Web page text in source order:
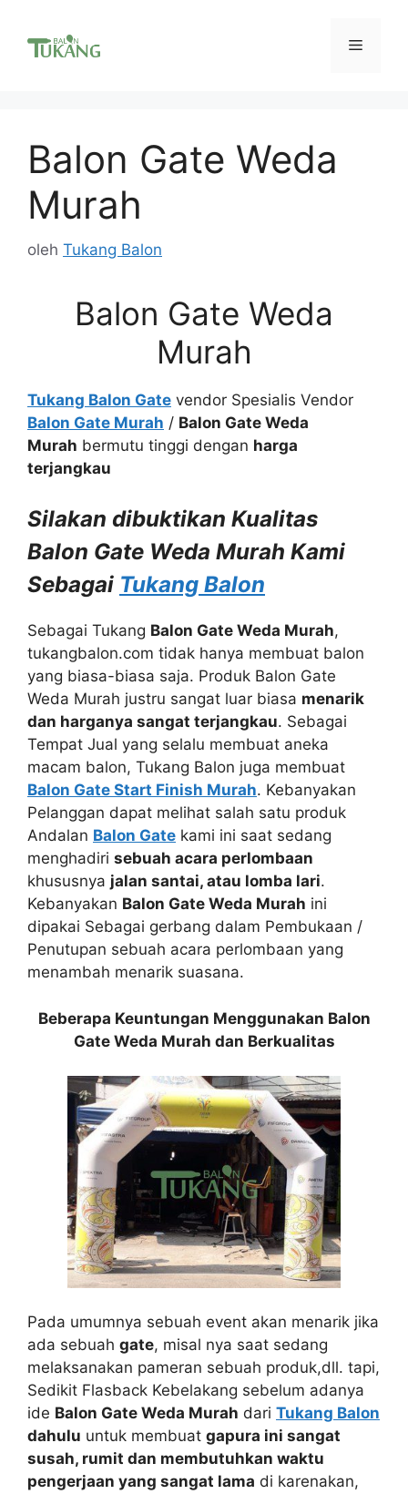
Menu
Balon Gate Weda
Murah
oleh Tukang Balon
Balon Gate Weda
Murah
Tukang Balon Gate vendor Spesialis Vendor
Balon Gate Murah / Balon Gate Weda
Murah bermutu tinggi dengan harga
terjangkau
Silakan dibuktikan Kualitas
Balon Gate Weda Murah Kami
Sebagai Tukang Balon
Sebagai Tukang Balon Gate Weda Murah,
tukangbalon.com tidak hanya membuat balon
yang biasa-biasa saja. Produk Balon Gate
Weda Murah justru sangat luar biasa menarik
dan harganya sangat terjangkau. Sebagai
Tempat Jual yang selalu membuat aneka
macam balon, Tukang Balon juga membuat
Balon Gate Start Finish Murah. Kebanyakan
Pelanggan dapat melihat salah satu produk
Andalan Balon Gate kami ini saat sedang
menghadiri sebuah acara perlombaan
khususnya jalan santai, atau lomba lari.
Kebanyakan Balon Gate Weda Murah ini
dipakai Sebagai gerbang dalam Pembukaan /
Penutupan sebuah acara perlombaan yang
menambah menarik suasana.
Beberapa Keuntungan Menggunakan Balon
Gate Weda Murah dan Berkualitas
Pada umumnya sebuah event akan menarik jika
ada sebuah gate, misal nya saat sedang
melaksanakan pameran sebuah produk,dll. tapi,
Sedikit Flasback Kebelakang sebelum adanya
ide Balon Gate Weda Murah dari Tukang Balon
dahulu untuk membuat gapura ini sangat
susah, rumit dan membutuhkan waktu
pengerjaan yang sangat lama di karenakan,